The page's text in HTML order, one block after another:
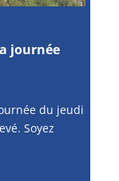
journée
du jeudi
Soyez